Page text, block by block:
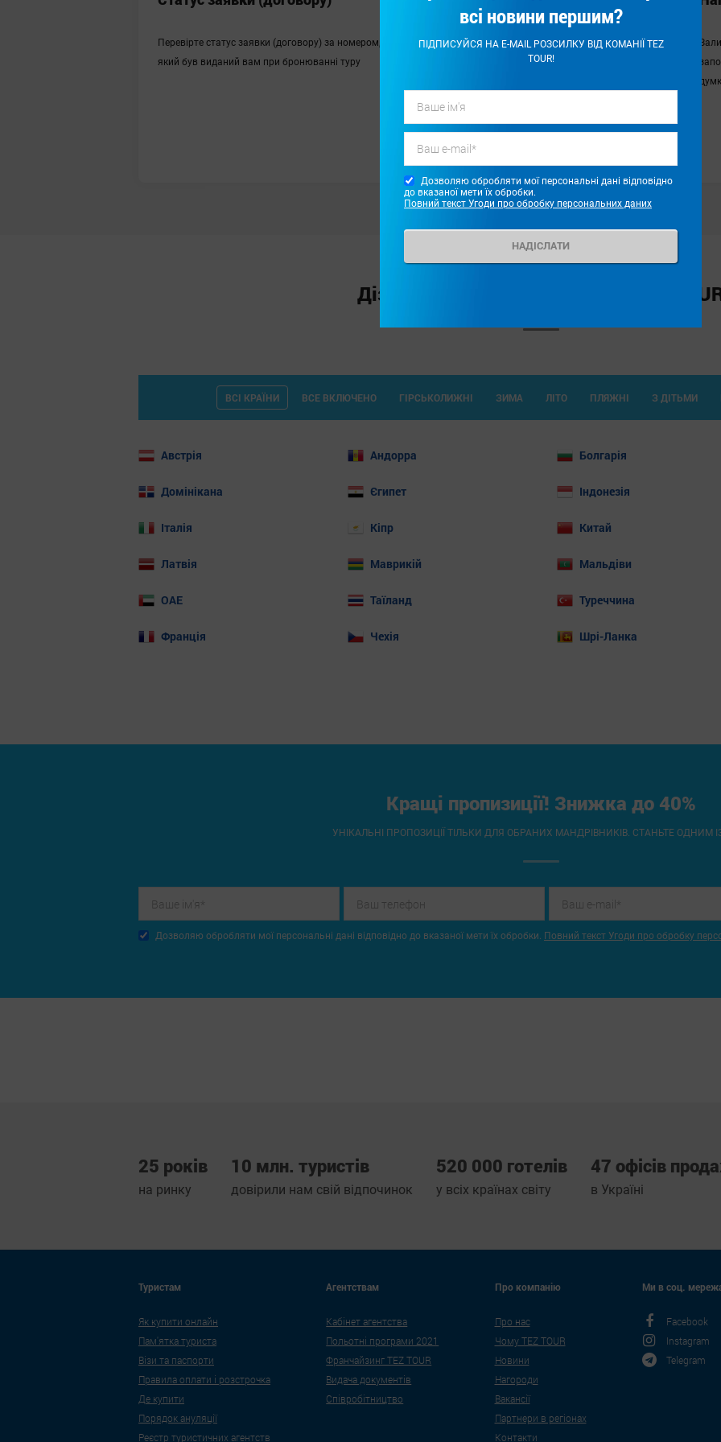
всі новини першим?
ПІДПИСУЙСЯ НА E-MAIL РОЗСИЛКУ ВІД КОМАНІЇ TEZ
TOUR!
Дозволяю обробляти мої персональні дані відповідно
до вказаної мети їх обробки.
Повний текст Угоди про обробку персональних даних
НАДІСЛАТИ
Перевірте статус заявки (договору) за номером,
який був виданий вам при бронюванні туру
ПЕРЕВІРИТИ СТАТУС ЗАЯВКИ
Перевірте час вильоту / прильоту рейсу на
Країна і аеропорт прильоту
Дізнайтесь більше про країни TEZ
ВСІ КРАЇНИ ВСЕ ВКЛЮЧЕНО ГІРСЬКОЛИЖНІ ЗИМА ЛІТО ПЛЯЖНІ З ДІТЬМИ
Австрія Андорра Болгарія
Домінікана Єгипет Індонезія
Італія Кіпр Китай
Латвія Маврикій Мальдіви
ОАЕ Таїланд Туреччина
Франція Чехія Шрі-Ланка
Кращі пропизиції! Знижка до 40%
УНІКАЛЬНІ ПРОПОЗИЦІЇ ТІЛЬКИ ДЛЯ ОБРАНИХ МАНДРІВНИКІВ. СТАНЬТЕ ОДНИМ
Дозволяю обробляти мої персональні дані відповідно до вказаної мети їх обробки. Повний текст Угоди про обробку
25 років
на ринку
10 млн. туристів
довірили нам свій відпочинок
520 000 готелів
у всіх країнах світу
47 офісів
в Україні
Туристам
Як купити онлайн
Пам'ятка туриста
Візи та паспорти
Правила оплати і розстрочка
Де купити
Порядок ануляції
Реєстр туристичних агентств
Агентствам
Кабінет агентства
Польотні програми 2021
Франчайзинг TEZ TOUR
Видача документів
Співробітництво
Про компанію
Про нас
Чому TEZ TOUR
Новини
Нагороди
Вакансії
Партнери в регіонах
Контакти
Ми в соц.
Facebook
Instagram
Telegram